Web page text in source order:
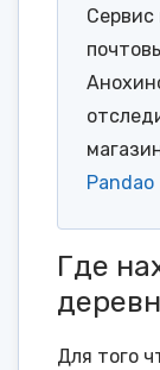
Сервис
Pandao
Где
Для того